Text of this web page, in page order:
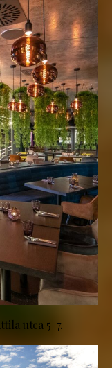
utca 5-7.